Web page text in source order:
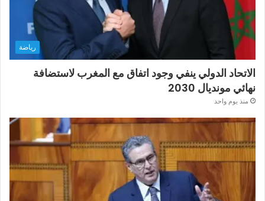
رياضة
الاتحاد الدولي ينفي وجود اتفاق مع المغرب لاستضافة
نهائي مونديال 2030
منذ يوم واحد